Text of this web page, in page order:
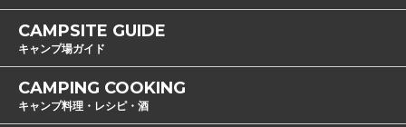
CAMPSITE GUIDE
キャンプ場ガイド
CAMPING COOKING
キャンプ料理・レシピ・酒